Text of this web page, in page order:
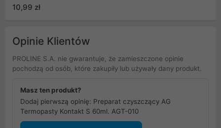
10,99 zł
Opinie Klientów
PROLINE S.A. nie gwarantuje, że zamieszczone opinie
pochodzą od osób, które zakupiły lub używały dany produkt.
Masz ten produkt?
Dodaj pierwszą opinię: Preparat czyszczący AG
Termopasty Kontakt S 60ml. AGT-010